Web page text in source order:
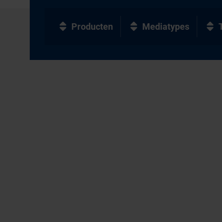
Producten Mediatypes